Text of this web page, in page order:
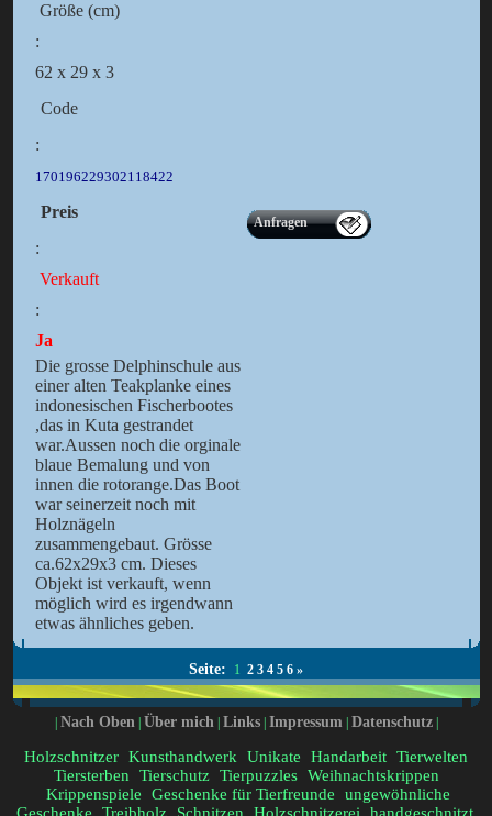
Größe (cm)
:
62 x 29 x 3
Code
:
170196229302118422
Preis
:
Anfragen
Verkauft
:
Ja
Die grosse Delphinschule aus
einer alten Teakplanke eines
indonesischen Fischerbootes
,das in Kuta gestrandet
war.Aussen noch die orginale
blaue Bemalung und von
innen die rotorange.Das Boot
war seinerzeit noch mit
Holznägeln
zusammengebaut. Grösse
ca.62x29x3 cm. Dieses
Objekt ist verkauft, wenn
möglich wird es irgendwann
etwas ähnliches geben.
Seite: 1 2 3 4 5 6 »
Nach Oben| Über mich| Links| Impressum| Datenschutz|
Holzschnitzer Kunsthandwerk Unikate Handarbeit Tierwelten
Tiersterben
Tierschutz Tierpuzzles Weihnachtskrippen
Krippenspiele
Geschenke für Tierfreunde
ungewöhnliche